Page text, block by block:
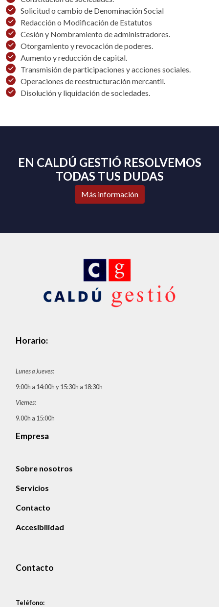
Solicitud o cambio de Denominación Social
Redacción o Modificación de Estatutos
Cesión y Nombramiento de administradores.
Otorgamiento y revocación de poderes.
Aumento y reducción de capital.
Transmisión de participaciones y acciones sociales.
Operaciones de reestructuración mercantil.
Disolución y liquidación de sociedades.
EN CALDÚ GESTIÓ RESOLVEMOS
TODAS TUS DUDAS
Más información
Horario:
Lunes a Jueves:
9:00h a 14:00h y 15:30h a 18:30h
Viernes:
9.00h a 15:00h
Empresa
Sobre nosotros
Servicios
Contacto
Accesibilidad
Contacto
Teléfono: